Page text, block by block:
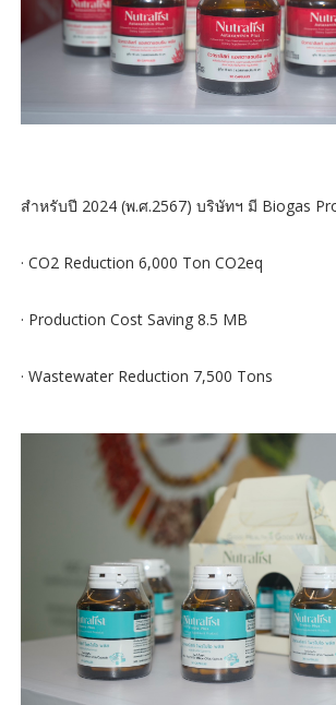
สำหรับปี 2024 (พ.ศ.2567) บริษัทฯ มี Biogas
· CO2 Reduction 6,000 Ton CO2eq
· Production Cost Saving 8.5 MB
· Wastewater Reduction 7,500 Tons